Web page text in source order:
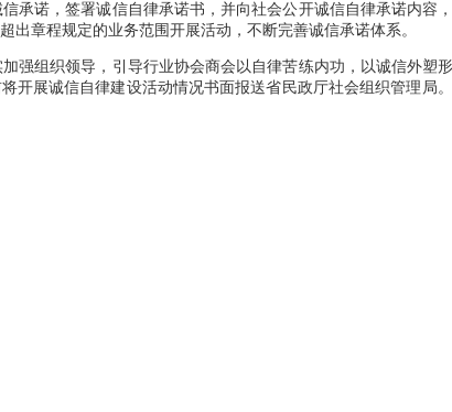
诺，签署诚信自律承诺书，并向社会公开诚信自律承诺内容
章程规定的业务范围开展活动，不断完善诚信承诺体系。
组织领导，引导行业协会商会以自律苦练内功，以诚信外塑
开展诚信自律建设活动情况书面报送省民政厅社会组织管理